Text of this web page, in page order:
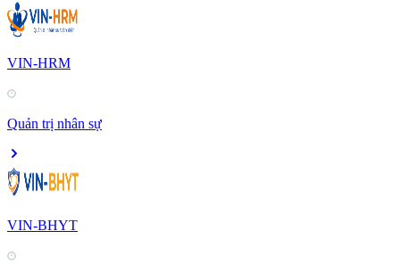
VIN-HRM
Quản trị nhân sự
VIN-BHYT